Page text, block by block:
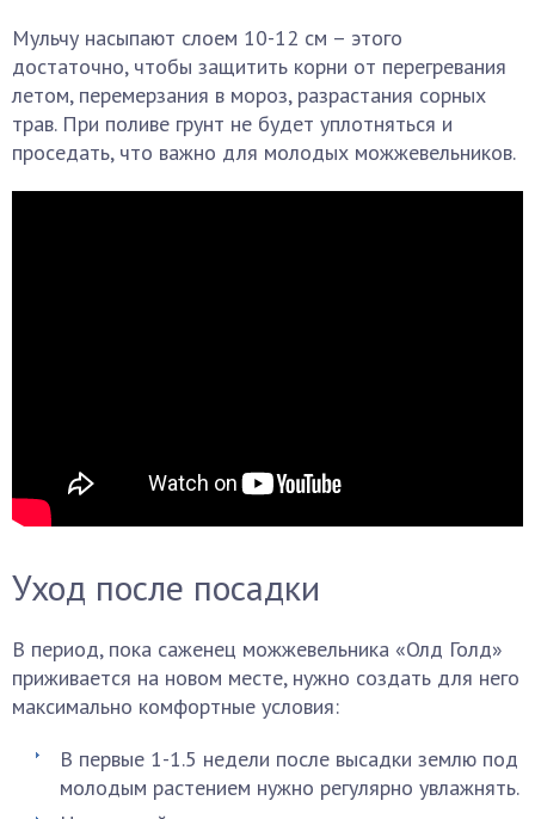
Мульчу насыпают слоем 10-12 см – этого
достаточно, чтобы защитить корни от перегревания
летом, перемерзания в мороз, разрастания сорных
трав. При поливе грунт не будет уплотняться и
проседать, что важно для молодых можжевельников.
Уход после посадки
В период, пока саженец можжевельника «Олд Голд»
приживается на новом месте, нужно создать для него
максимально комфортные условия:
В первые 1-1.5 недели после высадки землю под
молодым растением нужно регулярно увлажнять.